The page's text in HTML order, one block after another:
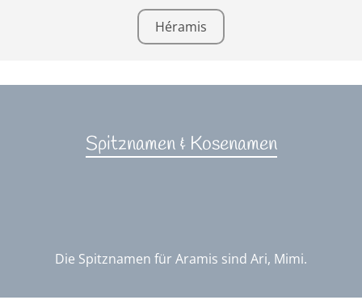
Héramis
Spitznamen & Kosenamen
Die Spitznamen für Aramis sind Ari, Mimi.